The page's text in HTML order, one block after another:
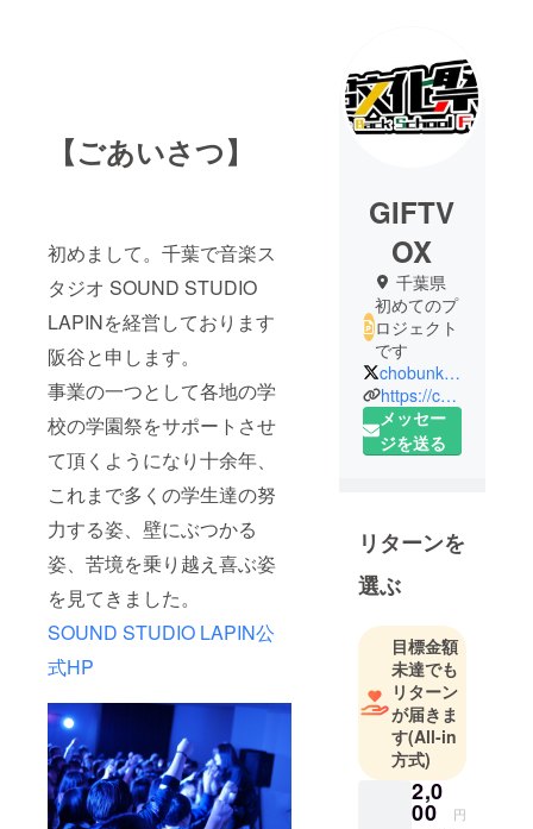
【ごあいさつ】
初めまして。千葉で音楽ス
タジオ SOUND STUDIO
LAPINを経営しております
阪谷と申します。
事業の一つとして各地の学
校の学園祭をサポートさせ
て頂くようになり十余年、
これまで多くの学生達の努
力する姿、壁にぶつかる
姿、苦境を乗り越え喜ぶ姿
を見てきました。
SOUND STUDIO LAPIN公
式HP
GIFTV
OX
千葉県
初めてのプ
ロジェクト
です
chobunkasai
https://cho-bunkasai.live/
メッセー
ジを送る
リターンを
選ぶ
目標金額
未達でも
リターン
が届きま
す(All-in
方式)
2,0
00 円